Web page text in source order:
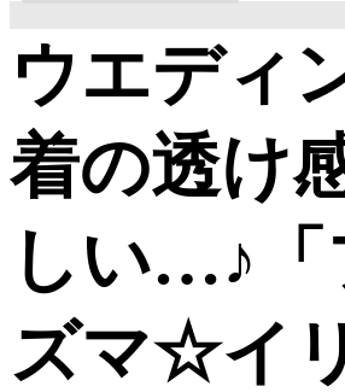
ウエディ
着の透け
しい…♪「
ズマ☆イ